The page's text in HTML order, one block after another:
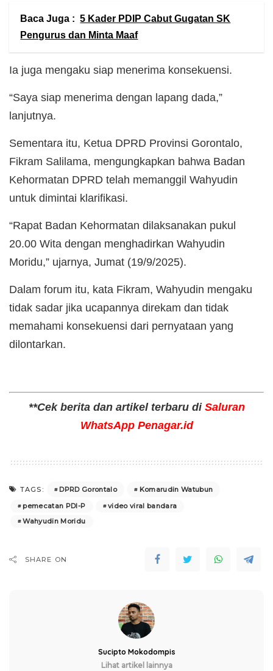
Baca Juga : 5 Kader PDIP Cabut Gugatan SK
Pengurus dan Minta Maaf
Ia juga mengaku siap menerima konsekuensi.
“Saya siap menerima dengan lapang dada,”
lanjutnya.
Sementara itu, Ketua DPRD Provinsi Gorontalo,
Fikram Salilama, mengungkapkan bahwa Badan
Kehormatan DPRD telah memanggil Wahyudin
untuk dimintai klarifikasi.
“Rapat Badan Kehormatan dilaksanakan pukul
20.00 Wita dengan menghadirkan Wahyudin
Moridu,” ujarnya, Jumat (19/9/2025).
Dalam forum itu, kata Fikram, Wahyudin mengaku
tidak sadar jika ucapannya direkam dan tidak
memahami konsekuensi dari pernyataan yang
dilontarkan.
**Cek berita dan artikel terbaru di Saluran
WhatsApp Penagar.id
TAGS: DPRD Gorontalo
Komarudin Watubun
pemecatan PDI-P
video viral bandara
Wahyudin Moridu
SHARE ON
Sucipto Mokodompis
Lihat artikel lainnya